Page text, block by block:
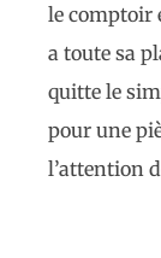
le comptoir
a toute sa
quitte le
pour une
l’attention